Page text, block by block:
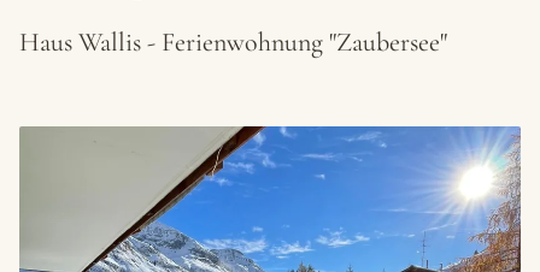
Haus Wallis - Ferienwohnung "Zaubersee"